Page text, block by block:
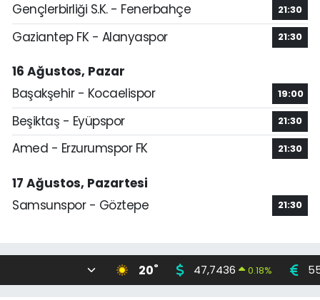
Gençlerbirliği S.K. - Fenerbahçe 21:30
Gaziantep FK - Alanyaspor 21:30
16 Ağustos, Pazar
Başakşehir - Kocaelispor
19:00
Beşiktaş - Eyüpspor 21:30
Amed - Erzurumspor FK 21:30
17 Ağustos, Pazartesi
Samsunspor - Göztepe
21:30
20° 47,7436 0.18%